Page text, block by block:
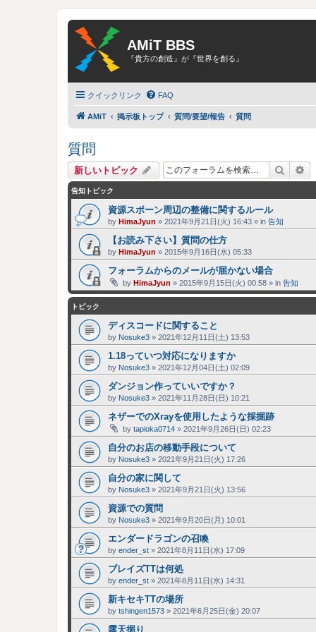
AMiT BBS
『貴方の創造』が『世界を創る』
クイックリンク FAQ
AMiT 掲示板トップ 質問/要望/報告 質問
質問
新しいトピック 検索
告知トピック
資源スポーン周辺の整備に関するルール
by HimaJyun » 2021年9月21日(火) 16:43 » in 告知
【お読み下さい】質問の仕方
by HimaJyun » 2015年9月16日(水) 05:33
フォーラムからのメールが届かない場合
by HimaJyun » 2015年9月15日(火) 00:58 » in 告知
トピック
ディスコードに関すること
by Nosuke3 » 2021年12月11日(土) 13:53
1.18っていつ対応になりますか
by Nosuke3 » 2021年12月04日(土) 02:09
ダンジョン作っていいですか？
by Nosuke3 » 2021年11月28日(日) 10:21
ネザーでのXrayを使用したような採掘跡
by tapioka0714 » 2021年9月26日(日) 02:23
自分のお店の移動手段について
by Nosuke3 » 2021年9月21日(火) 17:26
自分の家に関して
by Nosuke3 » 2021年9月21日(火) 13:56
資源での質問
by Nosuke3 » 2021年9月20日(月) 10:01
エンダードラゴンの召喚
by ender_st » 2021年8月11日(水) 17:09
ブレイズTTは何処
by ender_st » 2021年8月11日(水) 14:31
新キセキTTの場所
by tshingen1573 » 2021年6月25日(金) 20:07
露天掘り